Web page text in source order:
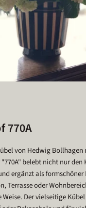
770A
von Hedwig Bollhagen
belebt nicht nur den
ergänzt als
Terrasse oder
Weise. Der vielseitige